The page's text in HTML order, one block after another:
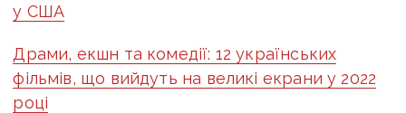
у США
Драми, екшн та комедії: 12 українських
фільмів, що вийдуть на великі екрани у 2022
році